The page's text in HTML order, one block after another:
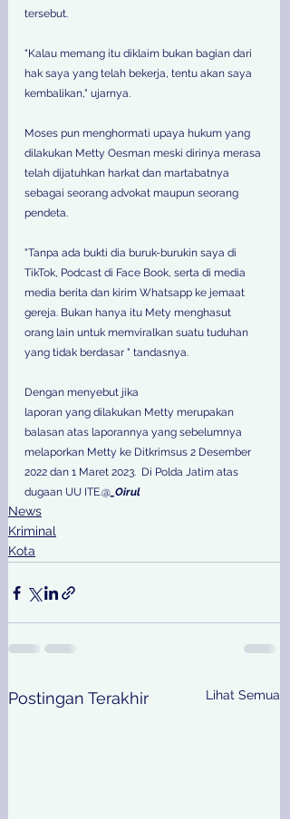
tersebut.
"Kalau memang itu diklaim bukan bagian dari
hak saya yang telah bekerja, tentu akan saya
kembalikan," ujarnya.
Moses pun menghormati upaya hukum yang
dilakukan Metty Oesman meski dirinya merasa
telah dijatuhkan harkat dan martabatnya
sebagai seorang advokat maupun seorang
pendeta.
"Tanpa ada bukti dia buruk-burukin saya di
TikTok, Podcast di Face Book, serta di media
media berita dan kirim Whatsapp ke jemaat
gereja. Bukan hanya itu Mety menghasut
orang lain untuk memviralkan suatu tuduhan
yang tidak berdasar " tandasnya.
Dengan menyebut jika
laporan yang dilakukan Metty merupakan
balasan atas laporannya yang sebelumnya
melaporkan Metty ke Ditkrimsus 2 Desember
2022 dan 1 Maret 2023.  Di Polda Jatim atas
dugaan UU ITE.@ _Oirul
News
Kriminal
Kota
Postingan Terakhir Lihat Semua